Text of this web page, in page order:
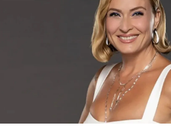
Gündem Özel
Günün görüntüsü